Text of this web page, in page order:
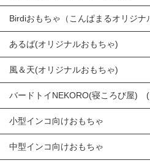
Birdiおもちゃ（こんぱまるオリジナ
あるば(オリジナルおもちゃ)
風＆天(オリジナルおもちゃ)
バードトイNEKORO(寝ころび屋)
小型インコ向けおもちゃ
中型インコ向けおもちゃ